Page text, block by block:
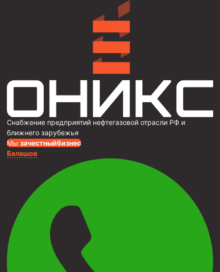
Снабжение предприятий нефтегазовой отрасли РФ и
ближнего зарубежья
Мы зачестныйбизнес
Балашов